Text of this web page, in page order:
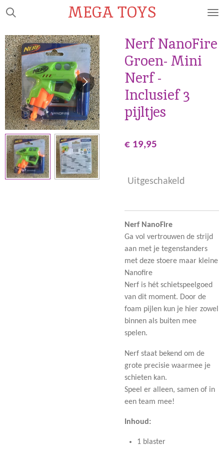
Ga
naar
de
hoofdinhoud
MEGA TOYS
Nerf NanoFire
Groen- Mini
Nerf -
Inclusief 3
pijltjes
€ 19,95
Uitgeschakeld
Nerf NanoFire
Ga vol vertrouwen de strijd
aan met je tegenstanders
met deze stoere maar kleine
Nanofire
Nerf is hét schietspeelgoed
van dit moment. Door de
foam pijlen kun je hier zowel
binnen als buiten mee
spelen.
Nerf staat bekend om de
grote precisie waarmee je
schieten kan.
Speel er alleen, samen of in
een team mee!
Inhoud:
1 blaster